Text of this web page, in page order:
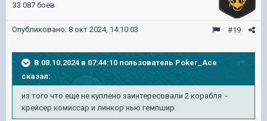
33 087 боёв
#19
Опубликовано: 8 окт 2024, 14:10:03
В 08.10.2024 в 07:44:10 пользователь Poker_Ace
сказал:
из того что еще не куплено заинтересовали 2 корабля -
крейсер комиссар и линкор нью гемпшир.